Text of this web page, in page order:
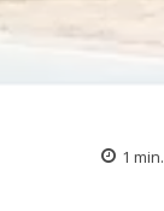
1 min.